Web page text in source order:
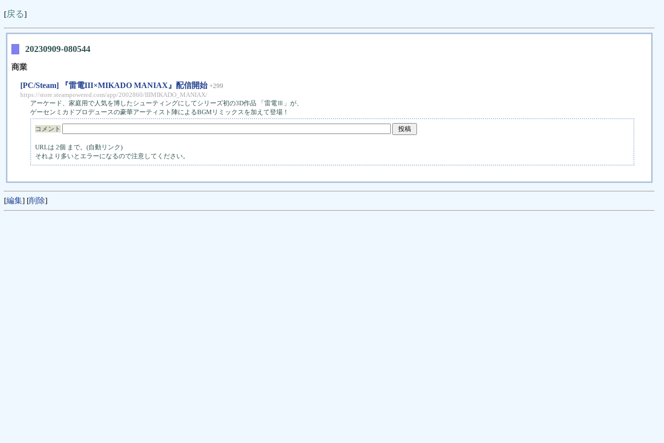
[戻る]
20230909-080544
商業
[PC/Steam] 『雷電III×MIKADO MANIAX』配信開始 +299
https://store.steampowered.com/app/2002860/IIIMIKADO_MANIAX/
アーケード、家庭用で人気を博したシューティングにしてシリーズ初の3D作品 「雷電Ⅲ」が、
ゲーセンミカドプロデュースの豪華アーティスト陣によるBGMリミックスを加えて登場！
コメント
URLは 2個 まで。(自動リンク)
それより多いとエラーになるので注意してください。
[編集] [削除]